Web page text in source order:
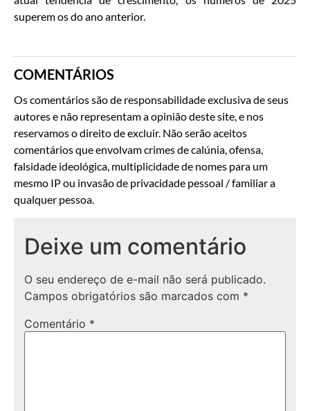
superem os do ano anterior.
COMENTÁRIOS
Os comentários são de responsabilidade exclusiva de seus
autores e não representam a opinião deste site, e nos
reservamos o direito de excluir. Não serão aceitos
comentários que envolvam crimes de calúnia, ofensa,
falsidade ideológica, multiplicidade de nomes para um
mesmo IP ou invasão de privacidade pessoal / familiar a
qualquer pessoa.
Deixe um comentário
O seu endereço de e-mail não será publicado.
Campos obrigatórios são marcados com *
Comentário *